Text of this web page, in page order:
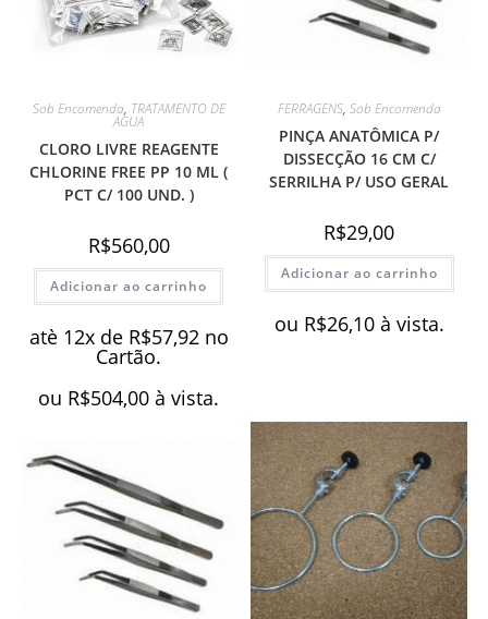
Sob Encomenda, TRATAMENTO DE
AGUA
CLORO LIVRE REAGENTE
CHLORINE FREE PP 10 ML (
PCT C/ 100 UND. )
R$560,00
Adicionar ao carrinho
atè 12x de R$57,92 no
Cartão.
ou R$504,00 à vista.
FERRAGENS, Sob Encomenda
PINÇA ANATÔMICA P/
DISSECÇÃO 16 CM C/
SERRILHA P/ USO GERAL
R$29,00
Adicionar ao carrinho
ou R$26,10 à vista.